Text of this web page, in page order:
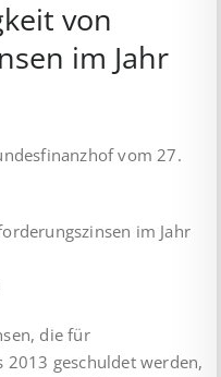
von
im Jahr
vom 27.
im Jahr
die für
2013 geschuldet werden,